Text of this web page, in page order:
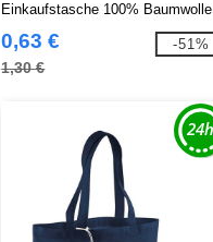
Einkaufstasche 100% Baumwolle
0,63 €
1,30 €
-51%